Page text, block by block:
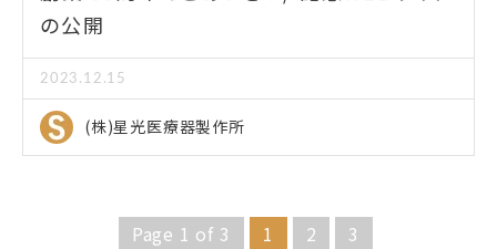
の公開
2023.12.15
(株)星光医療器製作所
Page 1 of 3 1 2 3